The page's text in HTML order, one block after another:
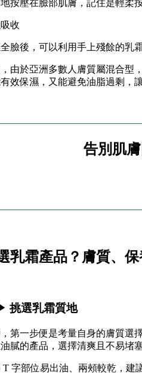
按壓在臉部肌膚，記住是輕柔
收
臉後，可以利用手上殘餘的乳
由於亞洲多數人膚質屬混合型
效保濕，又能避免油脂過剩，
告別肌
乳霜產品？膚質、
挑選乳霜質地
第一步便是考量自身的膚質選
膩的產品，選擇清爽且不易堵
T 字部位易出油、兩頰較乾，建